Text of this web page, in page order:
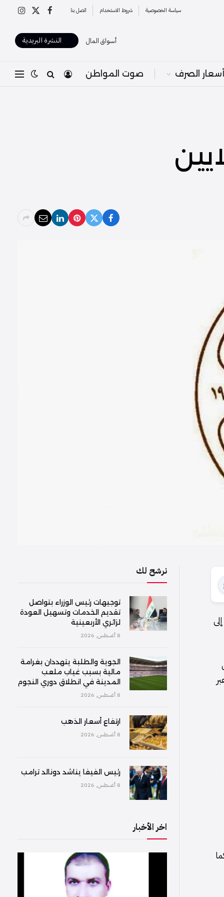
سياسة الخصوصية شروط الاستخدام اتصل بنا فيسبوك
X
أسواق المال النشرة البريدية
أسعار الصرف صوت المواطن
نرشح لك
توجيهات رئيس الوزراء بتواصل
تقديم الخدمات وتسهيل العودة
لزائري الأربعينية
8 أغسطس, 2026
الجوية والطلبة يتهددان بغرامة
مالية بسبب غياب ملعب
المدينة في انطلاق دوري النجوم
8 أغسطس, 2026
ارتفاع أسعار الذهب
8 أغسطس, 2026
رئيس الفيفا يناشد دونالد ترامب
8 أغسطس, 2026
اخر الأخبار